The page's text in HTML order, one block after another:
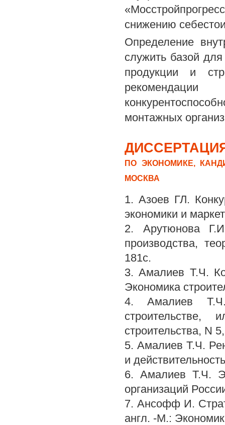
снижению
Определение
служить базой для
продукции и
монтажных
ПО ЭКОНОМИКЕ,
МОСКВА
1. Азоев ГЛ.
экономики и
2. Арутюнова
производства,
181с.
3. Амалиев Т.Ч.
Экономика
4. Амалиев Т.Ч.
строительства, N
5. Амалиев Т.Ч.
и
6. Амалиев Т.Ч.
организаций
7. Ансофф И.
англ. -М.: